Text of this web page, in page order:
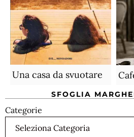
Una casa da svuotare
SFOGLIA
Categorie